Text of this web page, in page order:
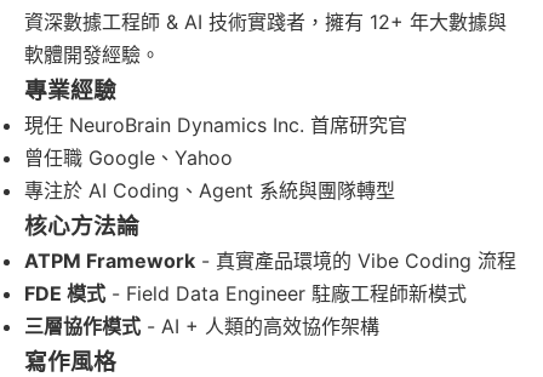
資深數據工程師 & AI 技術實踐者，擁有 12+ 年大數據與
軟體開發經驗。
專業經驗
現任 NeuroBrain Dynamics Inc. 首席研究官
曾任職 Google、Yahoo
專注於 AI Coding、Agent 系統與團隊轉型
核心方法論
ATPM Framework - 真實產品環境的 Vibe Coding 流程
FDE 模式 - Field Data Engineer 駐廠工程師新模式
三層協作模式 - AI + 人類的高效協作架構
寫作風格